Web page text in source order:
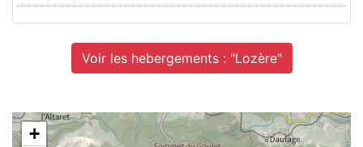
Voir les hebergements : "Lozère"
+